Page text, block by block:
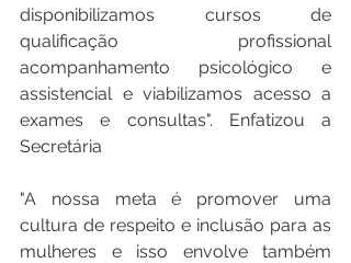
disponibilizamos cursos de
qualificação profissional
acompanhamento psicológico e
assistencial e viabilizamos acesso a
exames e consultas". Enfatizou a
Secretária
"A nossa meta é promover uma
cultura de respeito e inclusão para as
mulheres e isso envolve também